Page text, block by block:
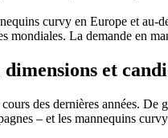
curvy en Europe et
mondiales. La demande en
et
des dernières années.
– et les mannequins